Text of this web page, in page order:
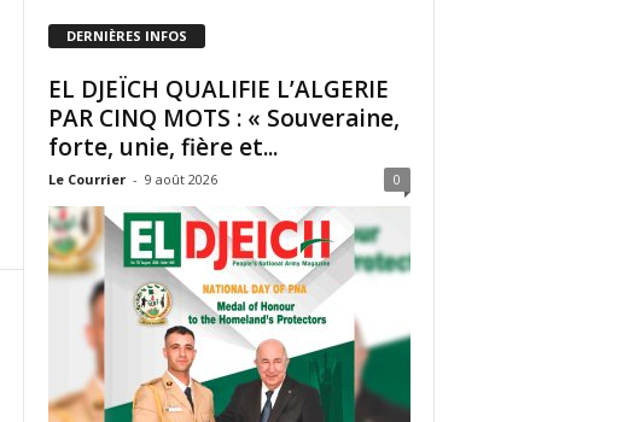
DERNIÈRES INFOS
EL DJEÏCH QUALIFIE L’ALGERIE
PAR CINQ MOTS : « Souveraine,
forte, unie, fière et...
Le Courrier - 9 août 2026 0